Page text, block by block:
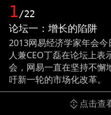
1/22
论坛一：增长的陷阱
2013网易经济学家年会
人兼CEO丁磊在论坛上
会，网易一直在坚持不懈
吁新一轮的市场化改革。
点击查